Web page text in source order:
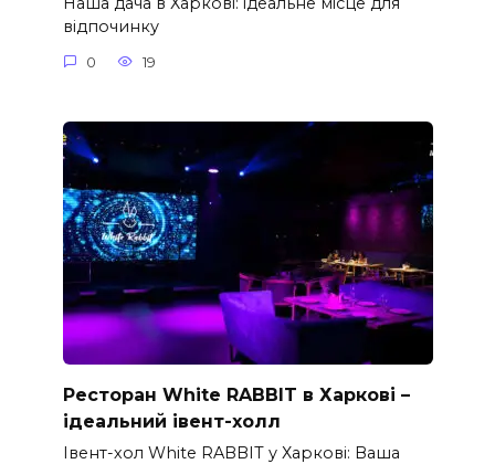
відпочинку
0 19
Ресторан White RABBIT в Харкові –
ідеальний івент-холл
Івент-хол White RABBIT у Харкові: Ваша